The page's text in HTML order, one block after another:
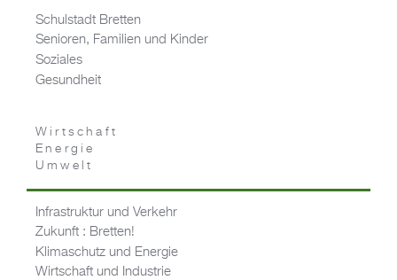
Schulstadt Bretten
Senioren, Familien und Kinder
Soziales
Gesundheit
Wirtschaft
Energie
Umwelt
Infrastruktur und Verkehr
Zukunft : Bretten!
Klimaschutz und Energie
Wirtschaft und Industrie